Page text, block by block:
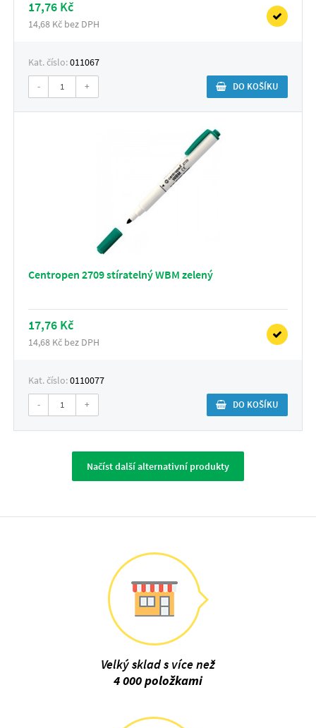
17,76 Kč
14,68 Kč bez DPH
Kat. číslo:011067
- + DO KOŠÍKU
Centropen 2709 stíratelný WBM zelený
17,76 Kč
14,68 Kč bez DPH
Kat. číslo:0110077
- + DO KOŠÍKU
Načíst další alternativní produkty
Velký sklad s více než
4 000 položkami